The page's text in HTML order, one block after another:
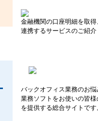
金融機関の口座明細を取得
連携するサービスのご紹介
バックオフィス業務のお
業務ソフトをお使いの皆
を提供する総合サイトです